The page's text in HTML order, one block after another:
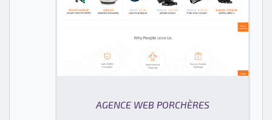
AGENCE WEB PORCHÈRES